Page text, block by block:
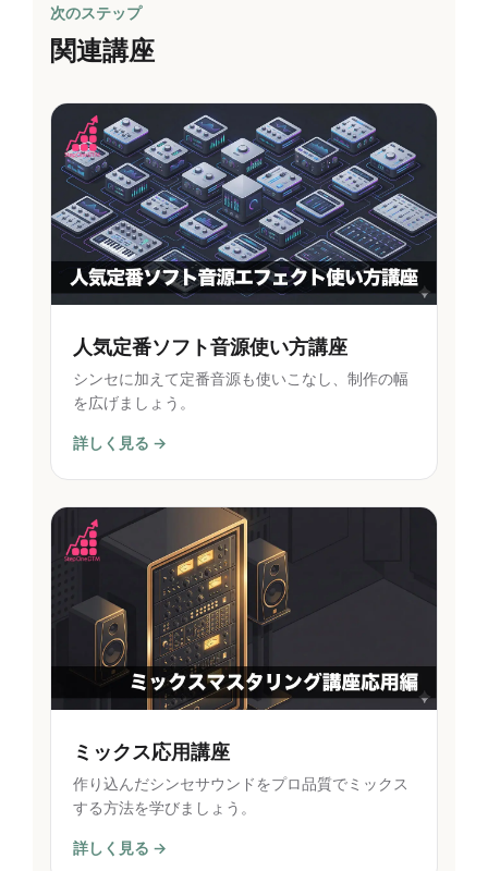
次のステップ
関連講座
人気定番ソフト音源使い方講座
シンセに加えて定番音源も使いこなし、制作の幅
を広げましょう。
詳しく見る →
ミックス応用講座
作り込んだシンセサウンドをプロ品質でミックス
する方法を学びましょう。
詳しく見る →